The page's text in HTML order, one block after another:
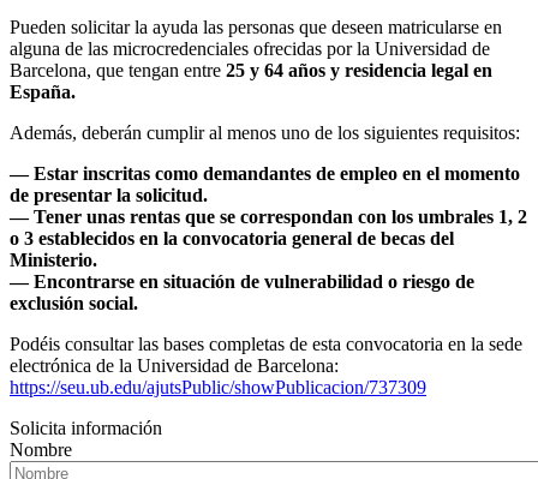
Pueden solicitar la ayuda las personas que deseen matricularse en
alguna de las microcredenciales ofrecidas por la Universidad de
Barcelona, que tengan entre 25 y 64 años y residencia legal en
España.
Además, deberán cumplir al menos uno de los siguientes requisitos:
— Estar inscritas como demandantes de empleo en el momento
de presentar la solicitud.
— Tener unas rentas que se correspondan con los umbrales 1, 2
o 3 establecidos en la convocatoria general de becas del
Ministerio.
— Encontrarse en situación de vulnerabilidad o riesgo de
exclusión social.
Podéis consultar las bases completas de esta convocatoria en la sede
electrónica de la Universidad de Barcelona:
https://seu.ub.edu/ajutsPublic/showPublicacion/737309
Solicita información
Nombre